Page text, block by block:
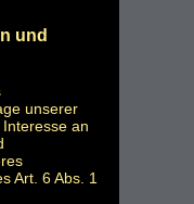
und
unserer
an
Art. 6 Abs. 1